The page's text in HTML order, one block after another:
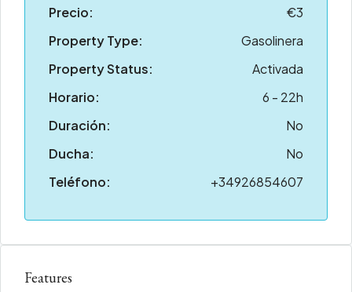
Precio:
€3
Property Type:
Gasolinera
Property Status:
Activada
Horario:
6 - 22h
Duración:
No
Ducha:
No
Teléfono:
+34926854607
Features